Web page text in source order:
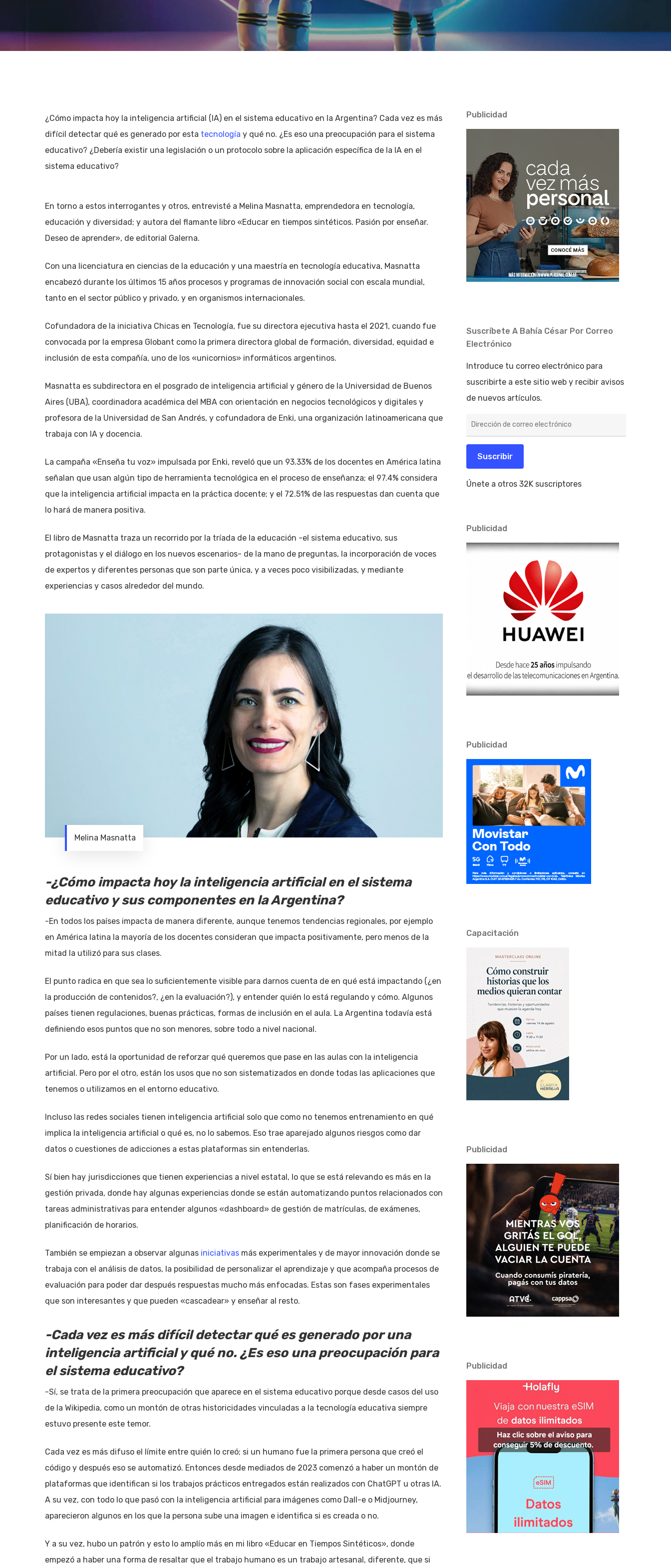
¿Cómo impacta hoy la inteligencia artificial (IA) en el sistema educativo en la Argentina? Cada vez es más
difícil detectar qué es generado por esta tecnología y qué no. ¿Es eso una preocupación para el sistema
educativo? ¿Debería existir una legislación o un protocolo sobre la aplicación específica de la IA en el
sistema educativo?
En torno a estos interrogantes y otros, entrevisté a Melina Masnatta, emprendedora en tecnología,
educación y diversidad; y autora del flamante libro «Educar en tiempos sintéticos. Pasión por enseñar.
Deseo de aprender», de editorial Galerna.
Con una licenciatura en ciencias de la educación y una maestría en tecnología educativa, Masnatta
encabezó durante los últimos 15 años procesos y programas de innovación social con escala mundial,
tanto en el sector público y privado, y en organismos internacionales.
Cofundadora de la iniciativa Chicas en Tecnología, fue su directora ejecutiva hasta el 2021, cuando fue
convocada por la empresa Globant como la primera directora global de formación, diversidad, equidad e
inclusión de esta compañía, uno de los «unicornios» informáticos argentinos.
Masnatta es subdirectora en el posgrado de inteligencia artificial y género de la Universidad de Buenos
Aires (UBA), coordinadora académica del MBA con orientación en negocios tecnológicos y digitales y
profesora de la Universidad de San Andrés, y cofundadora de Enki, una organización latinoamericana que
trabaja con IA y docencia.
La campaña «Enseña tu voz» impulsada por Enki, reveló que un 93.33% de los docentes en América latina
señalan que usan algún tipo de herramienta tecnológica en el proceso de enseñanza; el 97.4% considera
que la inteligencia artificial impacta en la práctica docente; y el 72.51% de las respuestas dan cuenta que
lo hará de manera positiva.
El libro de Masnatta traza un recorrido por la tríada de la educación -el sistema educativo, sus
protagonistas y el diálogo en los nuevos escenarios- de la mano de preguntas, la incorporación de voces
de expertos y diferentes personas que son parte única, y a veces poco visibilizadas, y mediante
experiencias y casos alrededor del mundo.
Melina Masnatta
-¿Cómo impacta hoy la inteligencia artificial en el sistema
educativo y sus componentes en la Argentina?
-En todos los países impacta de manera diferente, aunque tenemos tendencias regionales, por ejemplo
en América latina la mayoría de los docentes consideran que impacta positivamente, pero menos de la
mitad la utilizó para sus clases.
El punto radica en que sea lo suficientemente visible para darnos cuenta de en qué está impactando (¿en
la producción de contenidos?, ¿en la evaluación?), y entender quién lo está regulando y cómo. Algunos
países tienen regulaciones, buenas prácticas, formas de inclusión en el aula. La Argentina todavía está
definiendo esos puntos que no son menores, sobre todo a nivel nacional.
Por un lado, está la oportunidad de reforzar qué queremos que pase en las aulas con la inteligencia
artificial. Pero por el otro, están los usos que no son sistematizados en donde todas las aplicaciones que
tenemos o utilizamos en el entorno educativo.
Incluso las redes sociales tienen inteligencia artificial solo que como no tenemos entrenamiento en qué
implica la inteligencia artificial o qué es, no lo sabemos. Eso trae aparejado algunos riesgos como dar
datos o cuestiones de adicciones a estas plataformas sin entenderlas.
Sí bien hay jurisdicciones que tienen experiencias a nivel estatal, lo que se está relevando es más en la
gestión privada, donde hay algunas experiencias donde se están automatizando puntos relacionados con
tareas administrativas para entender algunos «dashboard» de gestión de matrículas, de exámenes,
planificación de horarios.
También se empiezan a observar algunas iniciativas más experimentales y de mayor innovación donde se
trabaja con el análisis de datos, la posibilidad de personalizar el aprendizaje y que acompaña procesos de
evaluación para poder dar después respuestas mucho más enfocadas. Estas son fases experimentales
que son interesantes y que pueden «cascadear» y enseñar al resto.
-Cada vez es más difícil detectar qué es generado por una
inteligencia artificial y qué no. ¿Es eso una preocupación para
el sistema educativo?
-Sí, se trata de la primera preocupación que aparece en el sistema educativo porque desde casos del uso
de la Wikipedia, como un montón de otras historicidades vinculadas a la tecnología educativa siempre
estuvo presente este temor.
Cada vez es más difuso el límite entre quién lo creó; si un humano fue la primera persona que creó el
código y después eso se automatizó. Entonces desde mediados de 2023 comenzó a haber un montón de
plataformas que identifican si los trabajos prácticos entregados están realizados con ChatGPT u otras IA.
A su vez, con todo lo que pasó con la inteligencia artificial para imágenes como Dall-e o Midjourney,
aparecieron algunos en los que la persona sube una imagen e identifica si es creada o no.
Y a su vez, hubo un patrón y esto lo amplío más en mi libro «Educar en Tiempos Sintéticos», donde
empezó a haber una forma de resaltar que el trabajo humano es un trabajo artesanal, diferente, que si
Publicidad
Suscríbete A Bahía César Por Correo
Electrónico
Introduce tu correo electrónico para
suscribirte a este sitio web y recibir avisos
de nuevos artículos.
de
electrónico
Suscribir
Únete a otros 32K suscriptores
Publicidad
Publicidad
Capacitación
Publicidad
Publicidad